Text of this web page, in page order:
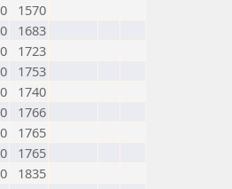
0
1570
0
1683
0
1723
0
1753
0
1740
0
1766
0
1765
0
1765
0
1835